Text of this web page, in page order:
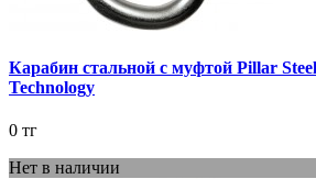
Карабин стальной с муфтой Pillar
Technology
0 тг
Нет в наличии